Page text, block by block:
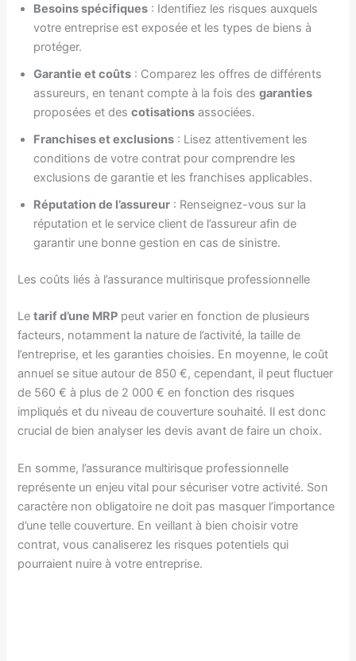
Besoins spécifiques : Identifiez les risques auxquels
votre entreprise est exposée et les types de biens à
protéger.
Garantie et coûts : Comparez les offres de différents
assureurs, en tenant compte à la fois desgaranties
proposées et descotisations associées.
Franchises et exclusions : Lisez attentivement les
conditions de votre contrat pour comprendre les
exclusions de garantie et les franchises applicables.
Réputation de l’assureur : Renseignez-vous sur la
réputation et le service client de l’assureur afin de
garantir une bonne gestion en cas de sinistre.
Les coûts liés à l’assurance multirisque professionnelle
Letarif d’une MRP peut varier en fonction de plusieurs
facteurs, notamment la nature de l’activité, la taille de
l’entreprise, et les garanties choisies. En moyenne, le coût
annuel se situe autour de 850 €, cependant, il peut fluctuer
de 560 € à plus de 2 000 € en fonction des risques
impliqués et du niveau de couverture souhaité. Il est donc
crucial de bien analyser les devis avant de faire un choix.
En somme, l’assurance multirisque professionnelle
représente un enjeu vital pour sécuriser votre activité. Son
caractère non obligatoire ne doit pas masquer l’importance
d’une telle couverture. En veillant à bien choisir votre
contrat, vous canaliserez les risques potentiels qui
pourraient nuire à votre entreprise.